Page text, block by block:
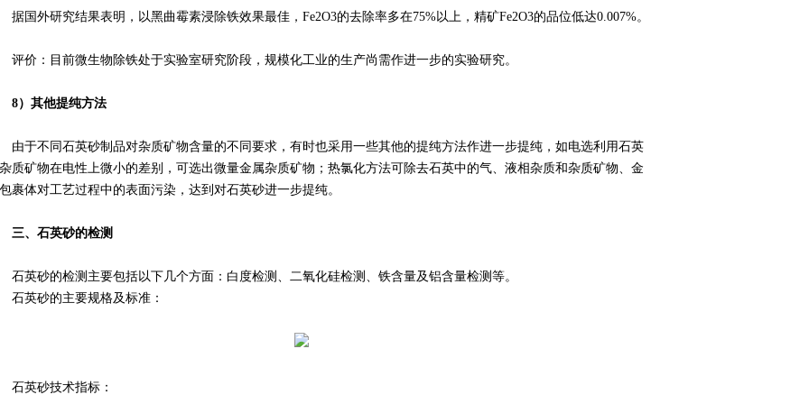
据国外研究结果表明，以黑曲霉素浸除铁效果最佳，Fe2O3的去除率多在75%以上，精矿Fe2O3的品位低达0.007%。
评价：目前微生物除铁处于实验室研究阶段，规模化工业的生产尚需作进一步的实验研究。
8）其他提纯方法
由于不同石英砂制品对杂质矿物含量的不同要求，有时也采用一些其他的提纯方法作进一步提纯，如电选利用石英
质矿物在电性上微小的差别，可选出微量金属杂质矿物；热氯化方法可除去石英中的气、液相杂质和杂质矿物、金
裹体对工艺过程中的表面污染，达到对石英砂进一步提纯。
三、石英砂的检测
石英砂的检测主要包括以下几个方面：白度检测、二氧化硅检测、铁含量及铝含量检测等。
石英砂的主要规格及标准：
石英砂技术指标：